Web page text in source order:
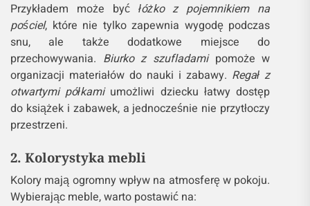
Przykładem może być łóżko z pojemnikiem na
pościel, które nie tylko zapewnia wygodę podczas
snu, ale także dodatkowe miejsce do
przechowywania. Biurko z szufladamipomoże w
organizacji materiałów do nauki i zabawy. Regał z
otwartymi półkamiumożliwi dziecku łatwy dostęp
do książek i zabawek, a jednocześnie nie przytłoczy
przestrzeni.
2. Kolorystyka mebli
Kolory mają ogromny wpływ na atmosferę w pokoju.
Wybierając meble, warto postawić na: